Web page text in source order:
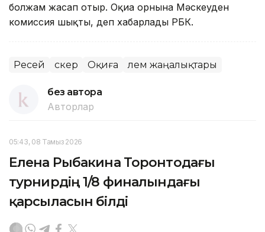
болжам жасап отыр. Оқиға орнына Мәскеуден
комиссия шықты, деп хабарлады РБК.
Ресей Әскер Оқиға Әлем жаңалықтары
без автора
Авторлар
05:43, 08 Тамыз 2026
Елена Рыбакина Торонтодағы
турнирдің 1/8 финалындағы
қарсыласын білді